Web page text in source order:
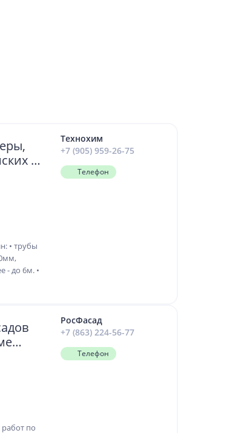
и
• трубы
- до 6м. •
Технохим
+7 (905) 959-26-75
Телефон
по
РосФасад
+7 (863) 224-56-77
Телефон